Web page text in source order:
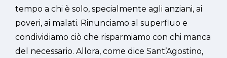
tempo a chi è solo, specialmente agli anziani, ai
poveri, ai malati. Rinunciamo al superfluo e
condividiamo ciò che risparmiamo con chi manca
del necessario. Allora, come dice Sant’Agostino,